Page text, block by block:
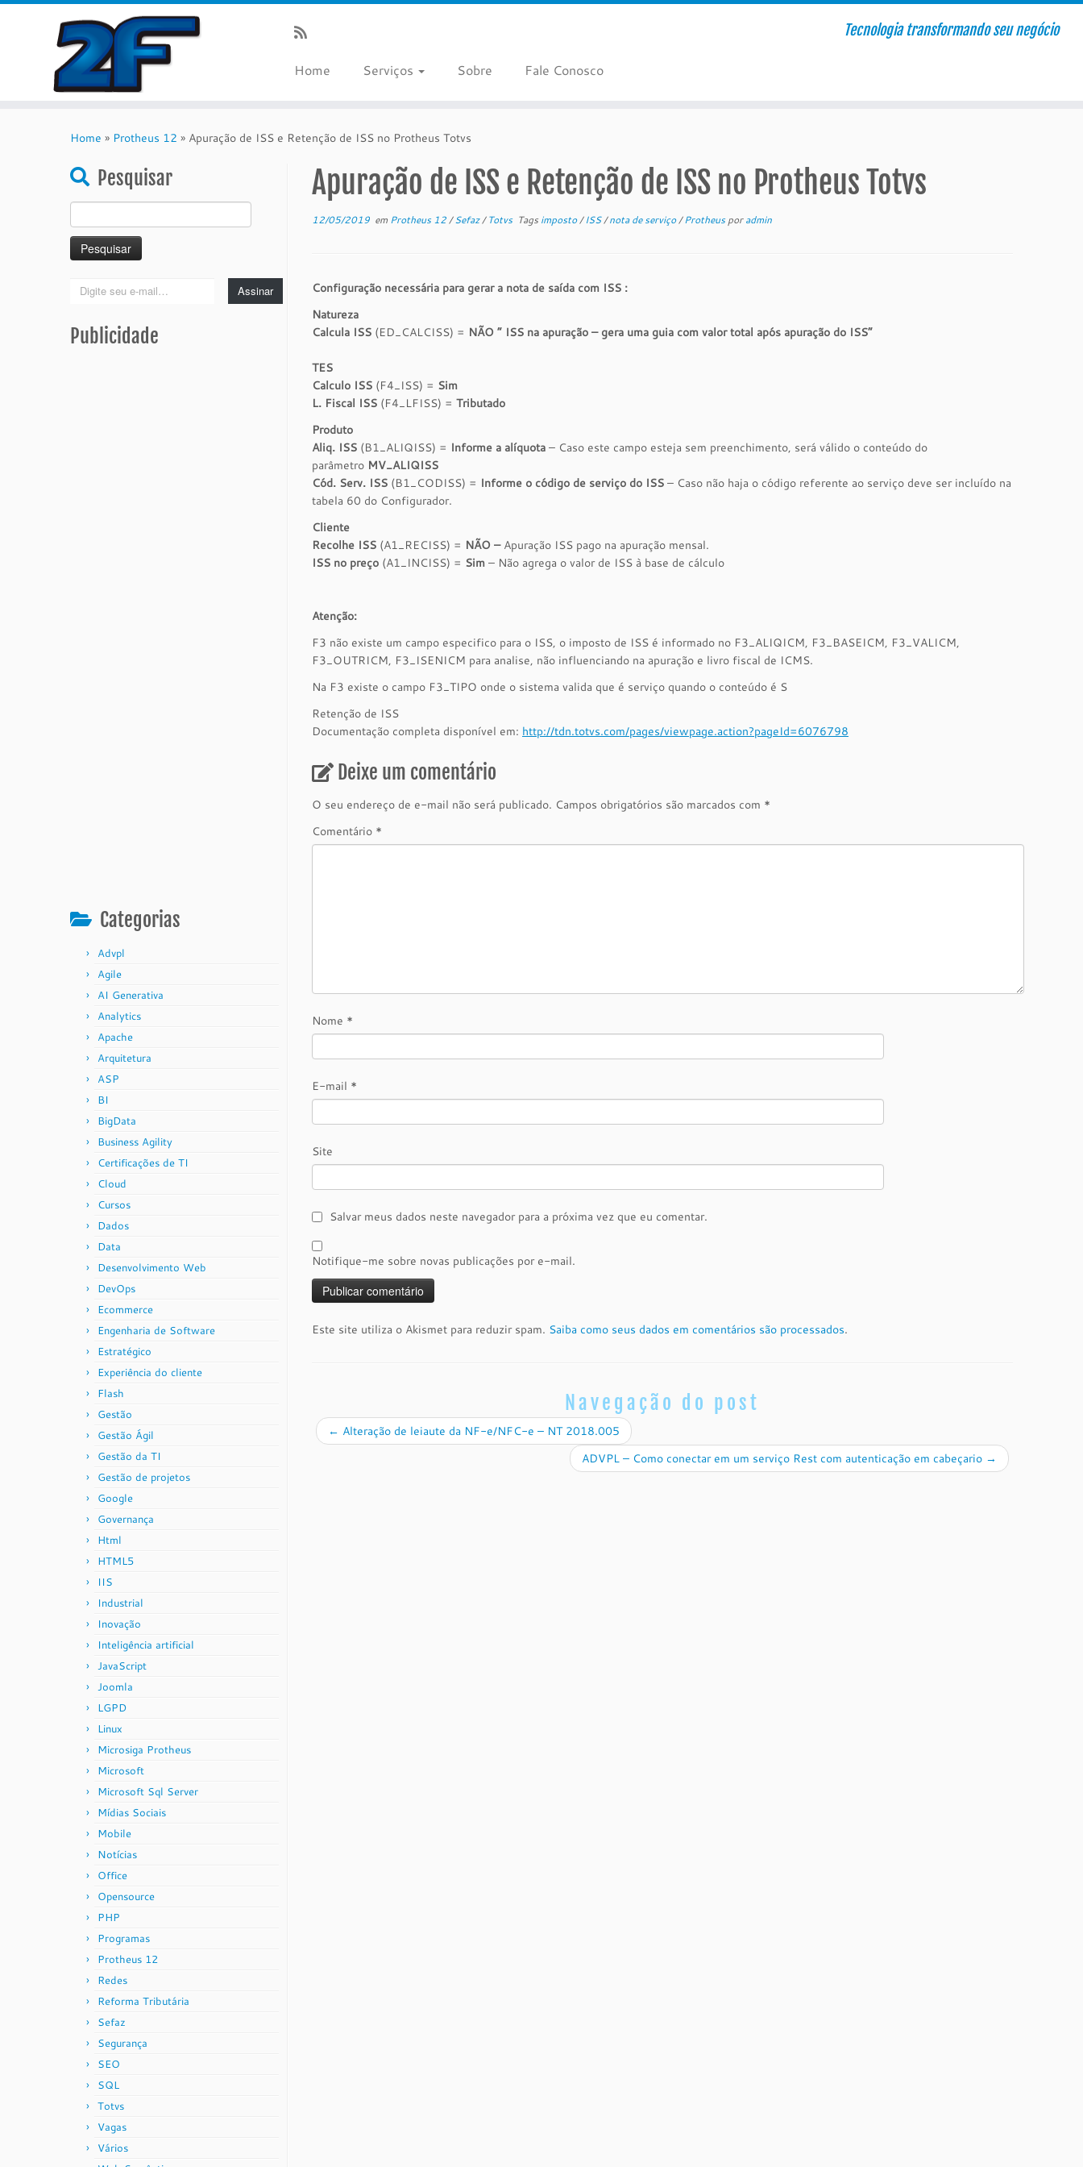
Tecnologia transformando seu negócio
Home Serviços Sobre Fale Conosco
Home » Protheus 12 » Apuração de ISS e Retenção de ISS no Protheus Totvs
Pesquisar
por:
Digite
mail…
Assinar
Publicidade
Categorias
Advpl
Agile
AI Generativa
Analytics
Apache
Arquitetura
ASP
BI
BigData
Business Agility
Certificações de TI
Cloud
Cursos
Dados
Data
Desenvolvimento Web
DevOps
Ecommerce
Engenharia de Software
Estratégico
Experiência do cliente
Flash
Gestão
Gestão Ágil
Gestão da TI
Gestão de projetos
Google
Governança
Html
HTML5
IIS
Industrial
Inovação
Inteligência artificial
JavaScript
Joomla
LGPD
Linux
Microsiga Protheus
Microsoft
Microsoft Sql Server
Mídias Sociais
Mobile
Notícias
Office
Opensource
PHP
Programas
Protheus 12
Redes
Reforma Tributária
Sefaz
Segurança
SEO
SQL
Totvs
Vagas
Vários
Apuração de ISS e Retenção de ISS no Protheus Totvs
12/05/2019 em Protheus 12/Sefaz/Totvs Tags imposto/ISS/nota de serviço/Protheusporadmin
Configuração necessária para gerar a nota de saída com ISS :
Natureza
Calcula ISS (ED_CALCISS) = NÃO ” ISS na apuração – gera uma guia com valor total após apuração do ISS”
TES
Calculo ISS (F4_ISS) = Sim
L. Fiscal ISS (F4_LFISS) = Tributado
Produto
Aliq. ISS (B1_ALIQISS) = Informe a alíquota – Caso este campo esteja sem preenchimento, será válido o conteúdo do
parâmetro MV_ALIQISS
Cód. Serv. ISS (B1_CODISS) = Informe o código de serviço do ISS – Caso não haja o código referente ao serviço deve ser incluído na
tabela 60 do Configurador.
Cliente
Recolhe ISS (A1_RECISS) = NÃO – Apuração ISS pago na apuração mensal.
ISS no preço (A1_INCISS) = Sim – Não agrega o valor de ISS à base de cálculo
Atenção:
F3 não existe um campo especifico para o ISS, o imposto de ISS é informado no F3_ALIQICM, F3_BASEICM, F3_VALICM,
F3_OUTRICM, F3_ISENICM para analise, não influenciando na apuração e livro fiscal de ICMS.
Na F3 existe o campo F3_TIPO onde o sistema valida que é serviço quando o conteúdo é S
Retenção de ISS
Documentação completa disponível em: http://tdn.totvs.com/pages/viewpage.action?pageId=6076798
Deixe um comentário
O seu endereço de e-mail não será publicado. Campos obrigatórios são marcados com *
Comentário *
Nome *
E-mail *
Site
Salvar meus dados neste navegador para a próxima vez que eu comentar.
Notifique-me sobre novas publicações por e-mail.
Este site utiliza o Akismet para reduzir spam. Saiba como seus dados em comentários são processados.
Navegação do post
← Alteração de leiaute da NF-e/NFC-e – NT 2018.005
ADVPL – Como conectar em um serviço Rest com autenticação em cabeçario →